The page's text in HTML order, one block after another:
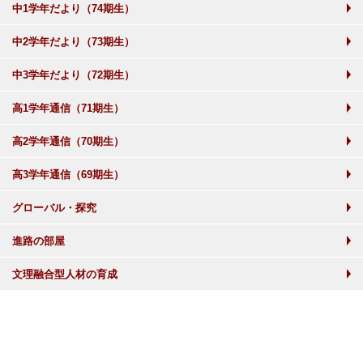
中1学年だより（74期生）
中2学年だより（73期生）
中3学年だより（72期生）
高1学年通信（71期生）
高2学年通信（70期生）
高3学年通信（69期生）
グローバル・探究
進路の部屋
文理融合型人材の育成